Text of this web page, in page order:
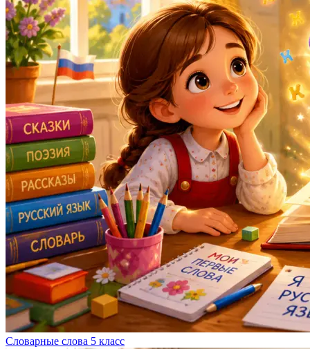
Словарные слова 5 класс